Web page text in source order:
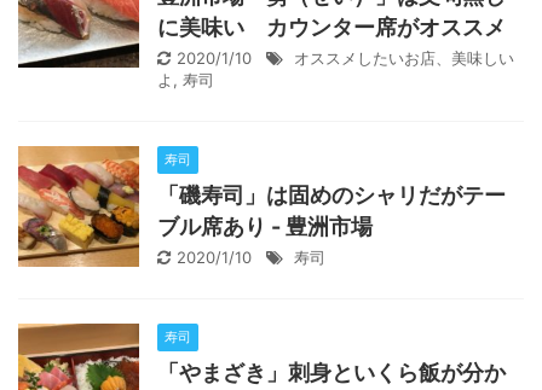
に美味い カウンター席がオススメ
2020/1/10
オススメしたいお店、美味しい
よ , 寿司
寿司
「磯寿司」は固めのシャリだがテー
ブル席あり - 豊洲市場
2020/1/10 寿司
寿司
「やまざき」刺身といくら飯が分か